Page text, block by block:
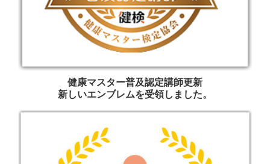
健康マスター普及認定講師更新
新しいエンブレムを受領しました。